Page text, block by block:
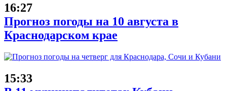
16:27
Прогноз погоды на 10 августа в
Краснодарском крае
15:33